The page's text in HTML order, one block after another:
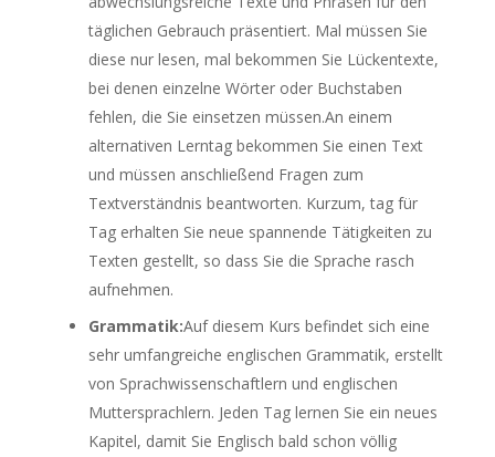
täglichen Gebrauch präsentiert. Mal müssen Sie
diese nur lesen, mal bekommen Sie Lückentexte,
bei denen einzelne Wörter oder Buchstaben
fehlen, die Sie einsetzen müssen.An einem
alternativen Lerntag bekommen Sie einen Text
und müssen anschließend Fragen zum
Textverständnis beantworten. Kurzum, tag für
Tag erhalten Sie neue spannende Tätigkeiten zu
Texten gestellt, so dass Sie die Sprache rasch
aufnehmen.
Grammatik:Auf diesem Kurs befindet sich eine
sehr umfangreiche englischen Grammatik, erstellt
von Sprachwissenschaftlern und englischen
Muttersprachlern. Jeden Tag lernen Sie ein neues
Kapitel, damit Sie Englisch bald schon völlig